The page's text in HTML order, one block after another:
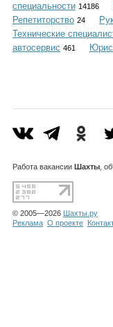
специальности 14186
Репетиторство 24
Технические
автосервис 461
Работа вакансии Шахты,
© 2005—2026
Шахты.ру
Реклама О проекте